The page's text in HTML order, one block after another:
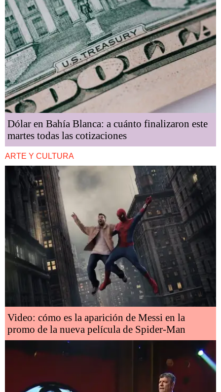
Dólar en Bahía Blanca: a cuánto finalizaron este
martes todas las cotizaciones
ARTE Y CULTURA
Video: cómo es la aparición de Messi en la
promo de la nueva película de Spider-Man